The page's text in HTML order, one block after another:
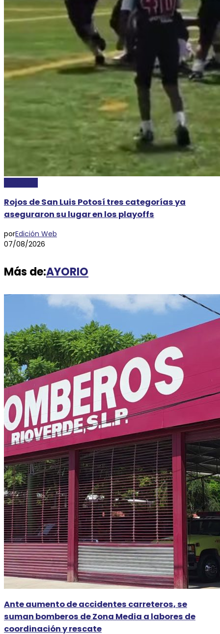
Rojos de San Luis Potosí tres categorías ya
aseguraron su lugar en los playoffs
porEdición Web
07/08/2026
Más de:AYORIO
Ante aumento de accidentes carreteros, se
suman bomberos de Zona Media a labores de
coordinación y rescate